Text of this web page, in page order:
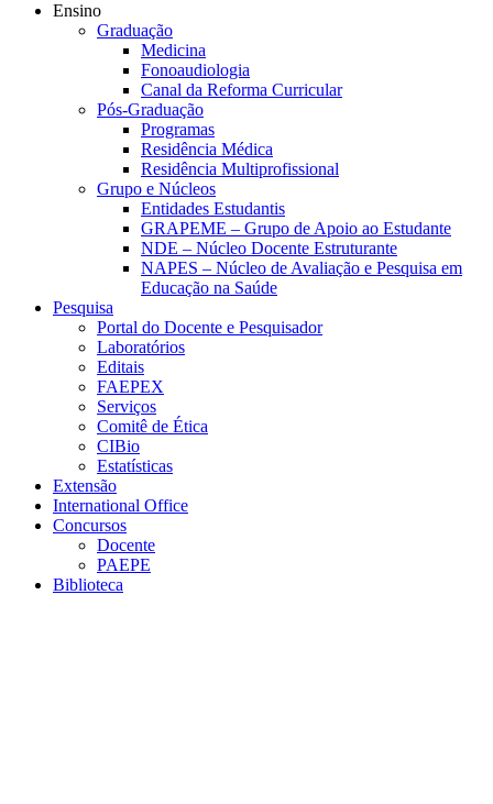
Ensino
Graduação
Medicina
Fonoaudiologia
Canal da Reforma Curricular
Pós-Graduação
Programas
Residência Médica
Residência Multiprofissional
Grupo e Núcleos
Entidades Estudantis
GRAPEME – Grupo de Apoio ao Estudante
NDE – Núcleo Docente Estruturante
NAPES – Núcleo de Avaliação e Pesquisa em
Educação na Saúde
Pesquisa
Portal do Docente e Pesquisador
Laboratórios
Editais
FAEPEX
Serviços
Comitê de Ética
CIBio
Estatísticas
Extensão
International Office
Concursos
Docente
PAEPE
Biblioteca